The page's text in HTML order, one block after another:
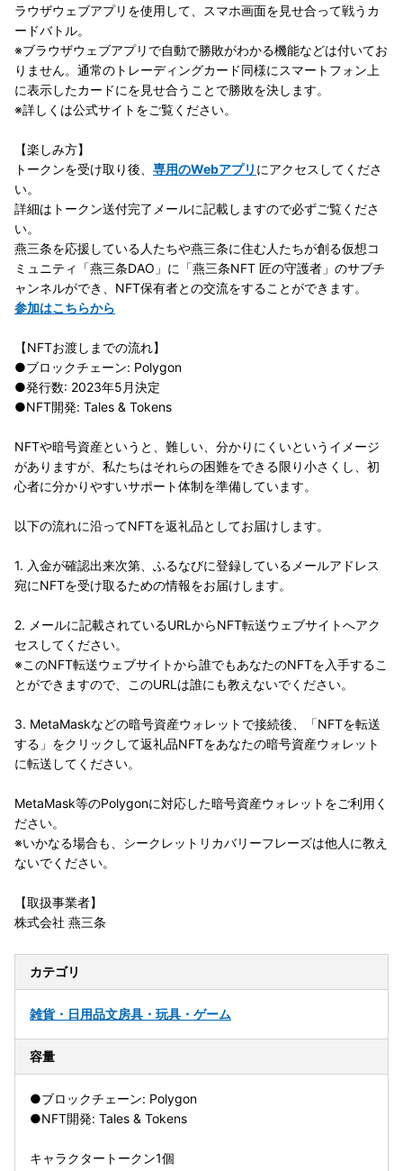
ラウザウェブアプリを使用して、スマホ画面を見せ合って戦うカ
ードバトル。
※ブラウザウェブアプリで自動で勝敗がわかる機能などは付いてお
りません。通常のトレーディングカード同様にスマートフォン上
に表示したカードにを見せ合うことで勝敗を決します。
※詳しくは公式サイトをご覧ください。
【楽しみ方】
トークンを受け取り後、 専用のWebアプリ にアクセスしてくださ
い。
詳細はトークン送付完了メールに記載しますので必ずご覧くださ
い。
燕三条を応援している人たちや燕三条に住む人たちが創る仮想コ
ミュニティ「燕三条DAO」に「燕三条NFT 匠の守護者」のサブチ
ャンネルができ、NFT保有者との交流をすることができます。
参加はこちらから
【NFTお渡しまでの流れ】
●ブロックチェーン: Polygon
●発行数: 2023年5月決定
●NFT開発: Tales & Tokens
NFTや暗号資産というと、難しい、分かりにくいというイメージ
がありますが、私たちはそれらの困難をできる限り小さくし、初
心者に分かりやすいサポート体制を準備しています。
以下の流れに沿ってNFTを返礼品としてお届けします。
1. 入金が確認出来次第、ふるなびに登録しているメールアドレス
宛にNFTを受け取るための情報をお届けします。
2. メールに記載されているURLからNFT転送ウェブサイトへアク
セスしてください。
※このNFT転送ウェブサイトから誰でもあなたのNFTを入手するこ
とができますので、このURLは誰にも教えないでください。
3. MetaMaskなどの暗号資産ウォレットで接続後、「NFTを転送
する」をクリックして返礼品NFTをあなたの暗号資産ウォレット
に転送してください。
MetaMask等のPolygonに対応した暗号資産ウォレットをご利用く
ださい。
※いかなる場合も、シークレットリカバリーフレーズは他人に教え
ないでください。
【取扱事業者】
株式会社 燕三条
カテゴリ
雑貨・日用品文房具・玩具・ゲーム
容量
●ブロックチェーン: Polygon
●NFT開発: Tales & Tokens
キャラクタートークン1個